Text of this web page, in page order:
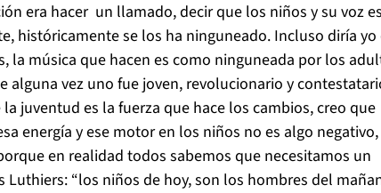
era hacer un llamado, decir que los niños y su voz es
históricamente se los ha ninguneado. Incluso diría yo
la música que hacen es como ninguneada por los
alguna vez uno fue joven, revolucionario y
juventud es la fuerza que hace los cambios, creo que
energía y ese motor en los niños no es algo negativo,
en realidad todos sabemos que necesitamos un
Luthiers: “los niños de hoy, son los hombres del